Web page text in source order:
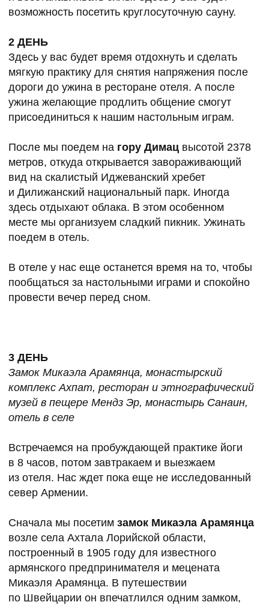
«Яндекс-Такси» увезет каждого в свою сторону:
кого-то в аэропорт, кого-то — в продолжение
ЧТО ВХОДИТ
В СТОИМОСТЬ ТУРА ВКЛЮЧЕНО:
В СТОИМОСТЬ ТУРА НЕ ВКЛЮЧЕНО:
● Проживание
● Трансфер по программе тура
● Питание: завтрак (кроме 1-го дня), ужин в 1-й
день
путешествия
● Мастер-класс по выпечке армянского лаваша
● Экскурсия с дегустацией вина на Иджеванский
винно-коньячный завод
● Входные билеты на все локации
● Авиаперелет
● Трансфер из/до аэропорта